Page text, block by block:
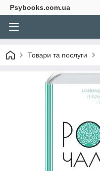
Psybooks.com.ua
Товари та послуги